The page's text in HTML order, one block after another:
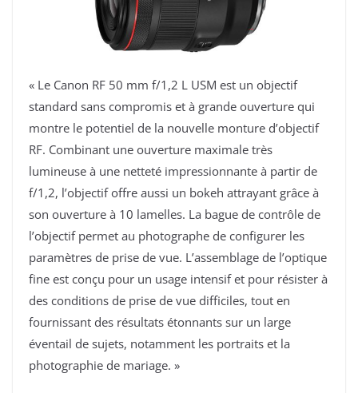
« Le Canon RF 50 mm f/1,2 L USM est un objectif
standard sans compromis et à grande ouverture qui
montre le potentiel de la nouvelle monture d’objectif
RF. Combinant une ouverture maximale très
lumineuse à une netteté impressionnante à partir de
f/1,2, l’objectif offre aussi un bokeh attrayant grâce à
son ouverture à 10 lamelles. La bague de contrôle de
l’objectif permet au photographe de configurer les
paramètres de prise de vue. L’assemblage de l’optique
fine est conçu pour un usage intensif et pour résister à
des conditions de prise de vue difficiles, tout en
fournissant des résultats étonnants sur un large
éventail de sujets, notamment les portraits et la
photographie de mariage. »